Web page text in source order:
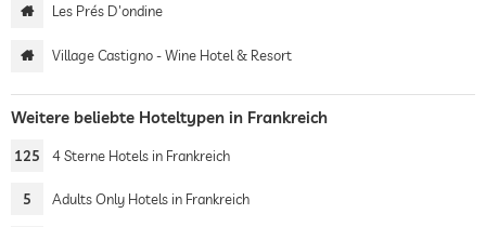
Les Prés D'ondine
Village Castigno - Wine Hotel & Resort
Weitere beliebte Hoteltypen in Frankreich
125 4 Sterne Hotels in Frankreich
5 Adults Only Hotels in Frankreich